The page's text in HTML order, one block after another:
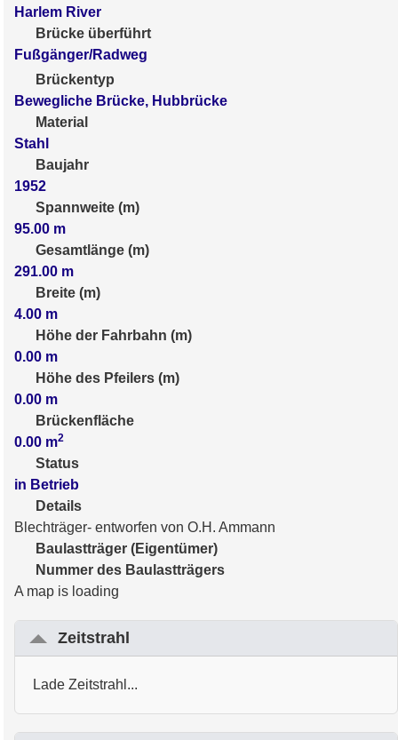
Harlem River
Brücke überführt
Fußgänger/Radweg
Brückentyp
Bewegliche Brücke, Hubbrücke
Material
Stahl
Baujahr
1952
Spannweite (m)
95.00 m
Gesamtlänge (m)
291.00 m
Breite (m)
4.00 m
Höhe der Fahrbahn (m)
0.00 m
Höhe des Pfeilers (m)
0.00 m
Brückenfläche
0.00 m2
Status
in Betrieb
Details
Blechträger- entworfen von O.H. Ammann
Baulastträger (Eigentümer)
Nummer des Baulastträgers
A map is loading
Zeitstrahl
Lade Zeitstrahl...